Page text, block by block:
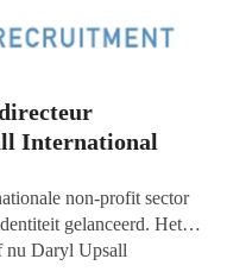
International
non-profit sector
gelanceerd. Het
nu Daryl Upsall